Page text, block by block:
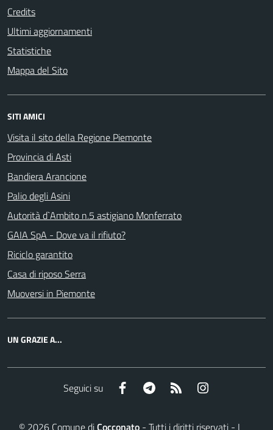
Credits
Ultimi aggiornamenti
Statistiche
Mappa del Sito
SITI AMICI
Visita il sito della Regione Piemonte
Provincia di Asti
Bandiera Arancione
Palio degli Asini
Autorità d`Ambito n.5 astigiano Monferrato
GAIA SpA - Dove va il rifiuto?
Riciclo garantito
Casa di riposo Serra
Muoversi in Piemonte
UN GRAZIE A...
Seguici su Facebook Telegram RSS
© 2026Comune diCocconato- Tutti i diritti riservati - I